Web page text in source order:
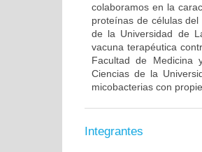
colaboramos en la
proteínas de células
de la Universidad de
vacuna terapéutica
Facultad de Medicina
Ciencias de la
micobacterias con
Integrantes